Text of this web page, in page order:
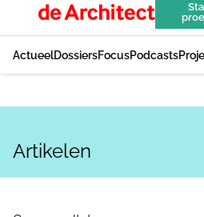
ActueelDossiersFocusPodcasts
Artikelen